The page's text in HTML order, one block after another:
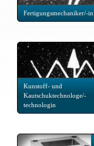
Fertigungsmechaniker/-in
Kunstoff- und
Kautschuktechnologe/-
technologin